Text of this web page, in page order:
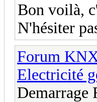
Bon voilà,
N'hésiter
Forum
Electricité
Demarrage